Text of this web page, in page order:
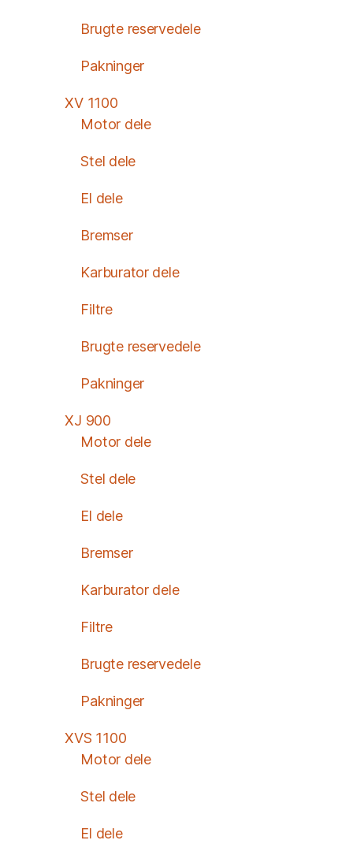
Brugte reservedele
Pakninger
XV 1100
Motor dele
Stel dele
El dele
Bremser
Karburator dele
Filtre
Brugte reservedele
Pakninger
XJ 900
Motor dele
Stel dele
El dele
Bremser
Karburator dele
Filtre
Brugte reservedele
Pakninger
XVS 1100
Motor dele
Stel dele
El dele